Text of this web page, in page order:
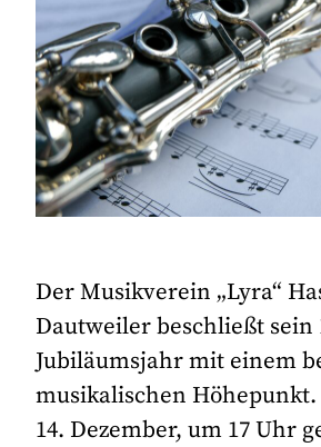
Der Musikverein „Lyra“
Dautweiler beschließt sein
Jubiläumsjahr mit einem
musikalischen Höhepunkt.
14. Dezember, um 17 Uhr